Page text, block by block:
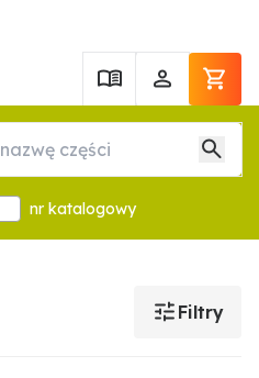
nr katalogowy
Filtry